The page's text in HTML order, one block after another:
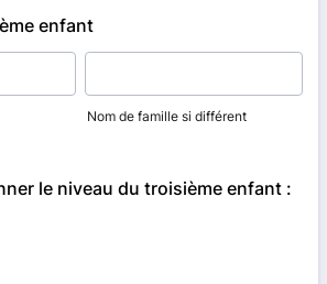
enfant
Nom de famille si différent
le niveau du troisième enfant :